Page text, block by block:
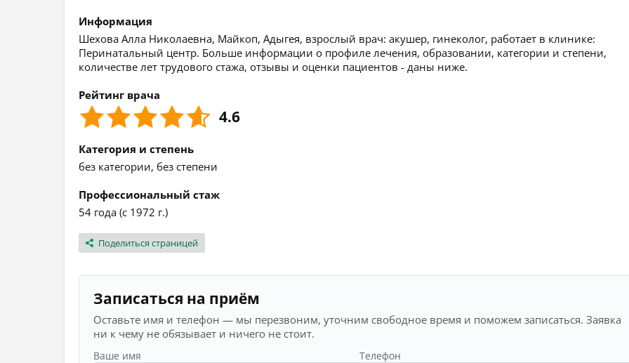
Информация
Шехова Алла Николаевна, Майкоп, Адыгея, взрослый врач: акушер, гинеколог, работает в клинике:
Перинатальный центр. Больше информации о профиле лечения, образовании, категории и степени,
количестве лет трудового стажа, отзывы и оценки пациентов - даны ниже.
Рейтинг врача
4.6
Категория и степень
без категории, без степени
Профессиональный стаж
54 года (с 1972 г.)
Поделиться страницей
Записаться на приём
Оставьте имя и телефон — мы перезвоним, уточним свободное время и поможем записаться. Заявка
ни к чему не обязывает и ничего не стоит.
Ваше имя Телефон